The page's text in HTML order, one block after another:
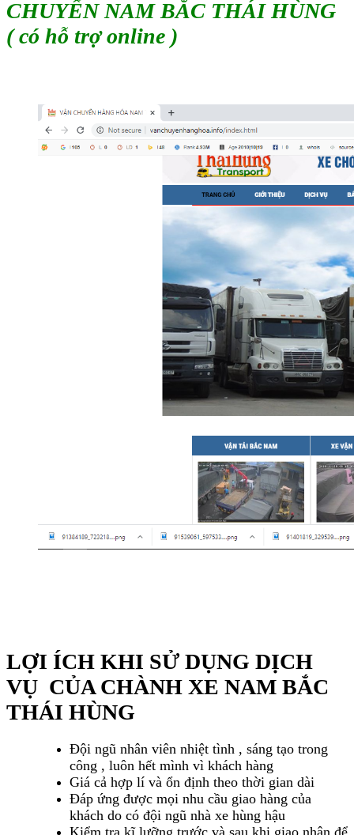
CHUYỂN NAM BẮC THÁI HÙNG
( có hỗ trợ online )
LỢI ÍCH KHI SỬ DỤNG DỊCH
VỤ CỦA CHÀNH XE NAM BẮC
THÁI HÙNG
Đội ngũ nhân viên nhiệt tình , sáng tạo trong
công , luôn hết mình vì khách hàng
Giá cả hợp lí và ổn định theo thời gian dài
Đáp ứng được mọi nhu cầu giao hàng của
khách do có đội ngũ nhà xe hùng hậu